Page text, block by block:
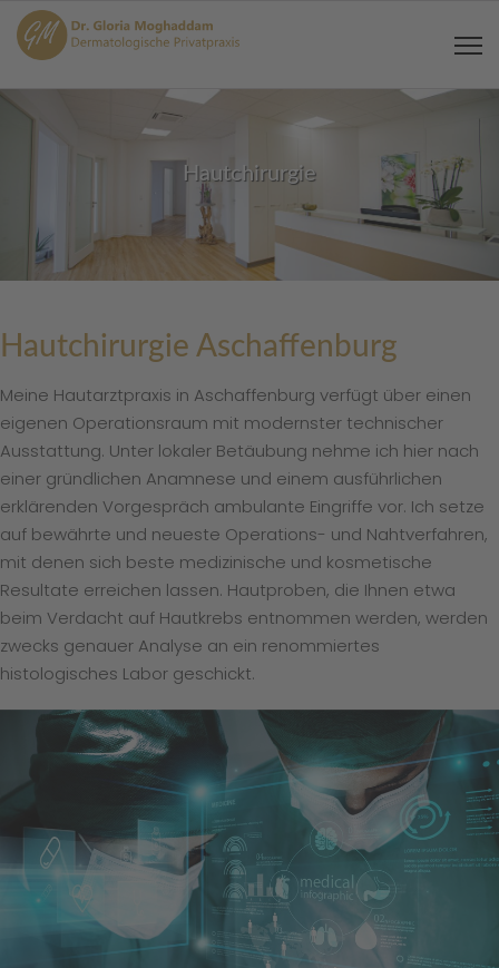
Hautchirurgie
Hautchirurgie Aschaffenburg
Meine Hautarztpraxis in Aschaffenburg verfügt über einen
eigenen Operationsraum mit modernster technischer
Ausstattung. Unter lokaler Betäubung nehme ich hier nach
einer gründlichen Anamnese und einem ausführlichen
erklärenden Vorgespräch ambulante Eingriffe vor. Ich setze
auf bewährte und neueste Operations- und Nahtverfahren,
mit denen sich beste medizinische und kosmetische
Resultate erreichen lassen. Hautproben, die Ihnen etwa
beim Verdacht auf Hautkrebs entnommen werden, werden
zwecks genauer Analyse an ein renommiertes
histologisches Labor geschickt.